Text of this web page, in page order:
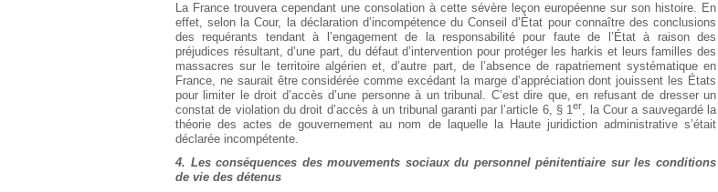
La France trouvera cependant une consolation à cette sévère leçon européenne sur son histoire. En
effet, selon la Cour, la déclaration d’incompétence du Conseil d’État pour connaître des conclusions
des requérants tendant à l’engagement de la responsabilité pour faute de l’État à raison des
préjudices résultant, d’une part, du défaut d’intervention pour protéger les harkis et leurs familles des
massacres sur le territoire algérien et, d’autre part, de l’absence de rapatriement systématique en
France, ne saurait être considérée comme excédant la marge d’appréciation dont jouissent les États
pour limiter le droit d’accès d’une personne à un tribunal. C’est dire que, en refusant de dresser un
constat de violation du droit d’accès à un tribunal garanti par l’article 6, § 1er, la Cour a sauvegardé la
théorie des actes de gouvernement au nom de laquelle la Haute juridiction administrative s’était
déclarée incompétente.
4. Les conséquences des mouvements sociaux du personnel pénitentiaire sur les conditions
de vie des détenus